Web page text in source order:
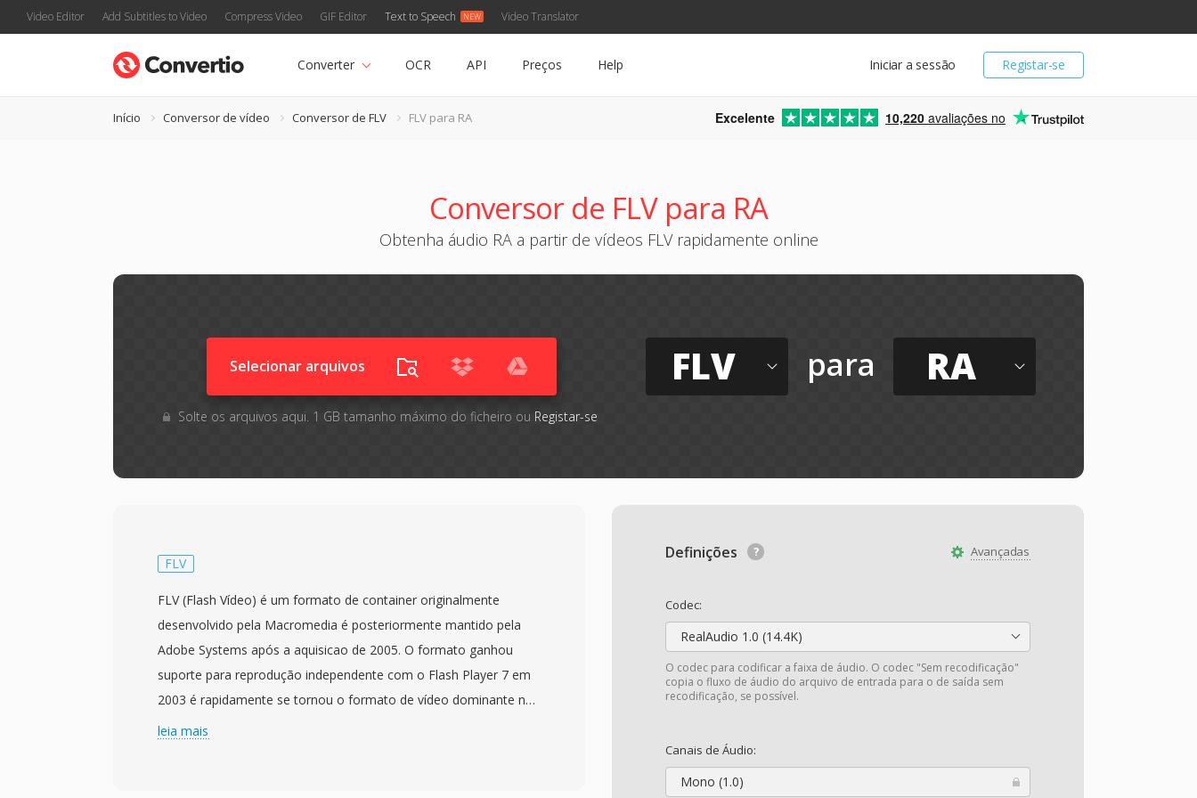
Video Editor Add Subtitles to Video Compress Video GIF Editor Text to Speech Video Translator
Registar-se
Iniciar a sessão
Converter OCR API Preços Help
Início Conversor de vídeo Conversor de FLV FLV para RA Excelente 10,220 avaliações no
Conversor de FLV para RA
Obtenha áudio RA a partir de vídeos FLV rapidamente online
Selecionar arquivos
Solte os arquivos aqui. 1 GB tamanho máximo do ficheiro ou Registar-se
FLV para RA
Avançadas
Definições
Codec:
RealAudio 1.0 (14.4K)
O codec para codificar a faixa de áudio. O codec "Sem recodificação"
copia o fluxo de áudio do arquivo de entrada para o de saída sem
recodificação, se possível.
Canais de Áudio:
Mono (1.0)
FLV
FLV (Flash Vídeo) é um formato de container originalmente
desenvolvido pela Macromedia é posteriormente mantido pela
Adobe Systems após a aquisicao de 2005. O formato ganhou
suporte para reprodução independente com o Flash Player 7 em
2003 é rapidamente se tornou o formato de vídeo dominante na
web, alimentando plataformas como YouTube, Hulu é Vimeo
leia mais